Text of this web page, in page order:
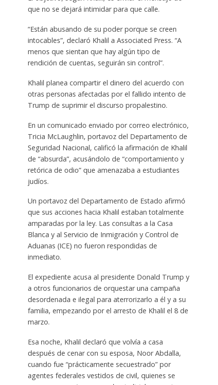
que no se dejará intimidar para que calle.
“Están abusando de su poder porque se creen
intocables”, declaró Khalil a Associated Press. “A
menos que sientan que hay algún tipo de
rendición de cuentas, seguirán sin control”.
Khalil planea compartir el dinero del acuerdo con
otras personas afectadas por el fallido intento de
Trump de suprimir el discurso propalestino.
En un comunicado enviado por correo electrónico,
Tricia McLaughlin, portavoz del Departamento de
Seguridad Nacional, calificó la afirmación de Khalil
de “absurda”, acusándolo de “comportamiento y
retórica de odio” que amenazaba a estudiantes
judíos.
Un portavoz del Departamento de Estado afirmó
que sus acciones hacia Khalil estaban totalmente
amparadas por la ley. Las consultas a la Casa
Blanca y al Servicio de Inmigración y Control de
Aduanas (ICE) no fueron respondidas de
inmediato.
El expediente acusa al presidente Donald Trump y
a otros funcionarios de orquestar una campaña
desordenada e ilegal para aterrorizarlo a él y a su
familia, empezando por el arresto de Khalil el 8 de
marzo.
Esa noche, Khalil declaró que volvía a casa
después de cenar con su esposa, Noor Abdalla,
cuando fue “prácticamente secuestrado” por
agentes federales vestidos de civil, quienes se